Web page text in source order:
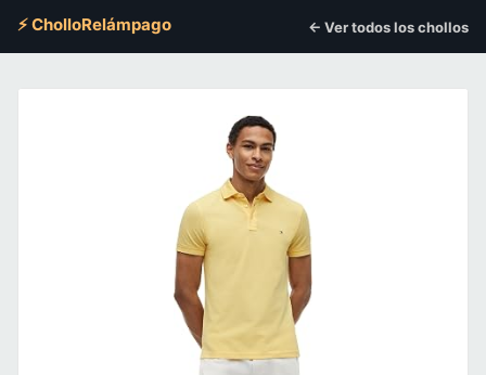
⚡ CholloRelámpago ← Ver todos los chollos